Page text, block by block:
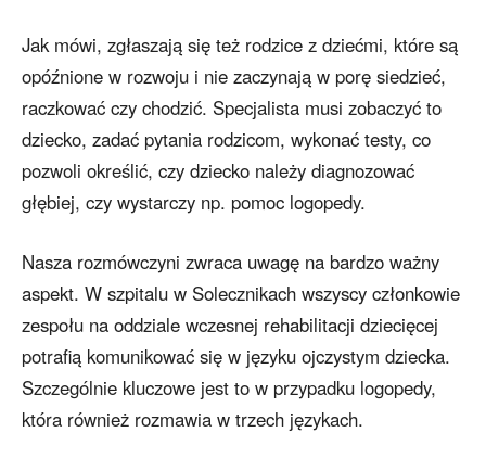
Jak mówi, zgłaszają się też rodzice z dziećmi, które są
opóźnione w rozwoju i nie zaczynają w porę siedzieć,
raczkować czy chodzić. Specjalista musi zobaczyć to
dziecko, zadać pytania rodzicom, wykonać testy, co
pozwoli określić, czy dziecko należy diagnozować
głębiej, czy wystarczy np. pomoc logopedy.
Nasza rozmówczyni zwraca uwagę na bardzo ważny
aspekt. W szpitalu w Solecznikach wszyscy członkowie
zespołu na oddziale wczesnej rehabilitacji dziecięcej
potrafią komunikować się w języku ojczystym dziecka.
Szczególnie kluczowe jest to w przypadku logopedy,
która również rozmawia w trzech językach.